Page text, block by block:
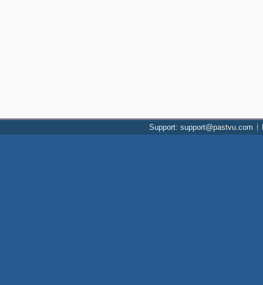
Support: support@pastvu.com